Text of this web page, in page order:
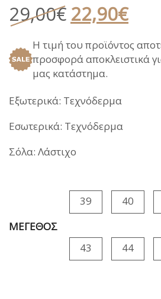
29,00€ Original
price
was:
29,00€.
22,90€Η
τιμή
Η τιμή του προϊόντος
προσφορά αποκλειστικά
μας κατάστημα.
Εξωτερικά: Τεχνόδερμα
Εσωτερικά: Τεχνόδερμα
Σόλα: Λάστιχο
ΜΕΓΕΘΟΣ
39 40
43 44